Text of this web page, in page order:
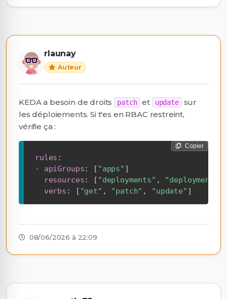
rlaunay
Auteur
KEDA a besoin de droits patch et update
sur
les déploiements. Si t'es en RBAC restreint,
vérifie ça :
Copier
rules :
-
apiGroups: [ "apps" ]
resources: [ "deployments" ,
"deployments/
verbs : [ "get" , "patch" , "update" ]
08/06/2026 à 22:09